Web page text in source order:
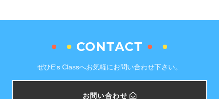
CONTACT
ぜひE's Classへお気軽にお問い合わせ下さい。
お問い合わせ